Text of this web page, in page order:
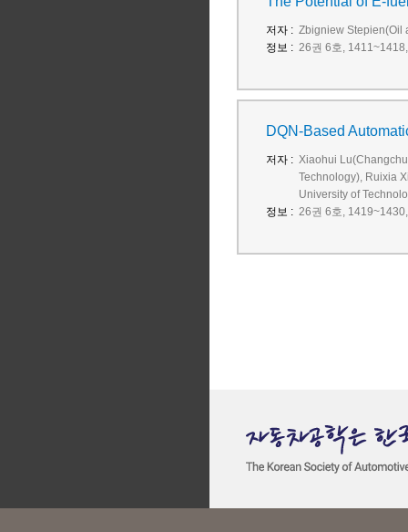
저자 : Zbigniew Stepien(Oil
정보 : 26권 6호,
DQN-Based
저자 : Xiaohui
Technology), Ruixia
University of
정보 : 26권 6호,